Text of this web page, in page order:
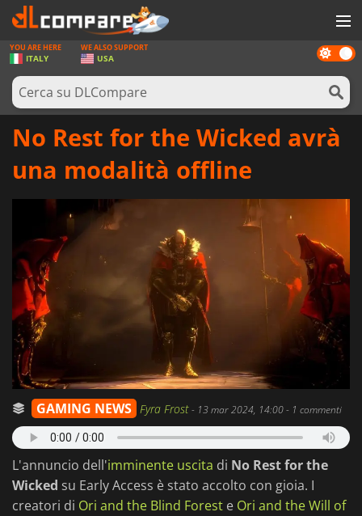
GIOCHI
PREPAGATE
SOFTWARE
ACCEDI O REGISTRATI
Dark
mode
YOU ARE HERE
ITALY
WE ALSO SUPPORT
USA
No Rest for the Wicked avrà
una modalità offline
GAMING NEWS Fyra Frost- 13 mar 2024, 14:00- 1 commenti
L'annuncio dell'imminente uscita di No Rest for the
Wicked su Early Access è stato accolto con gioia. I
creatori di Ori and the Blind Forest e Ori and the Will of